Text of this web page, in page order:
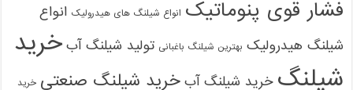
فشار قوی پنوماتیک انواع شیلنگ های هیدرولیک انواع
شیلنگ هیدرولیک بهترین شیلنگ باغبانی تولید شیلنگ آب خرید
شیلنگ خرید شیلنگ آب خرید شیلنگ صنعتی خرید